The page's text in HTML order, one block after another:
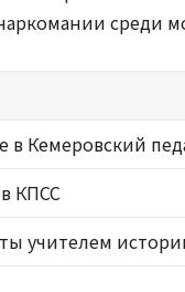
среди
в Кемеровский
КПСС
учителем